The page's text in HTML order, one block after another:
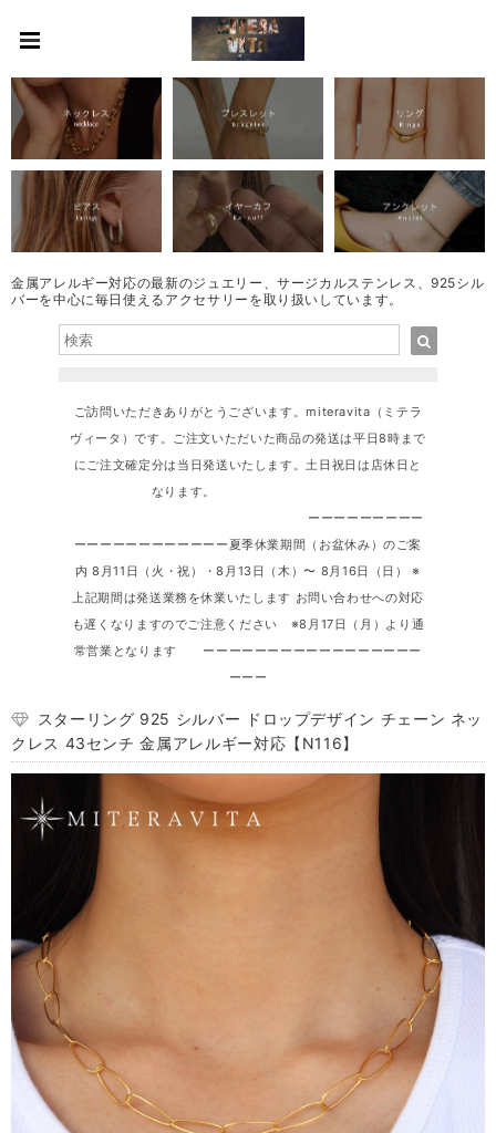
金属アレルギー対応の最新のジュエリー、サージカルステンレス、925シル
バーを中心に毎日使えるアクセサリーを取り扱いしています。
ご訪問いただきありがとうございます。miteravita（ミテラ
ヴィータ）です。ご注文いただいた商品の発送は平日8時まで
にご注文確定分は当日発送いたします。土日祝日は店休日と
なります。
ーーーーーーーーー
ーーーーーーーーーーーー夏季休業期間（お盆休み）のご案
内 8月11日（火・祝）・8月13日（木）〜 8月16日（日） ※
上記期間は発送業務を休業いたします お問い合わせへの対応
も遅くなりますのでご注意ください ※8月17日（月）より通
常営業となります ーーーーーーーーーーーーーーーーー
ーーー
スターリング 925 シルバー ドロップデザイン チェーン ネッ
クレス 43センチ 金属アレルギー対応【N116】